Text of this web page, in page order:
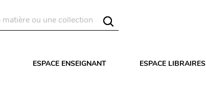
ESPACE ENSEIGNANT ESPACE LIBRAIRES